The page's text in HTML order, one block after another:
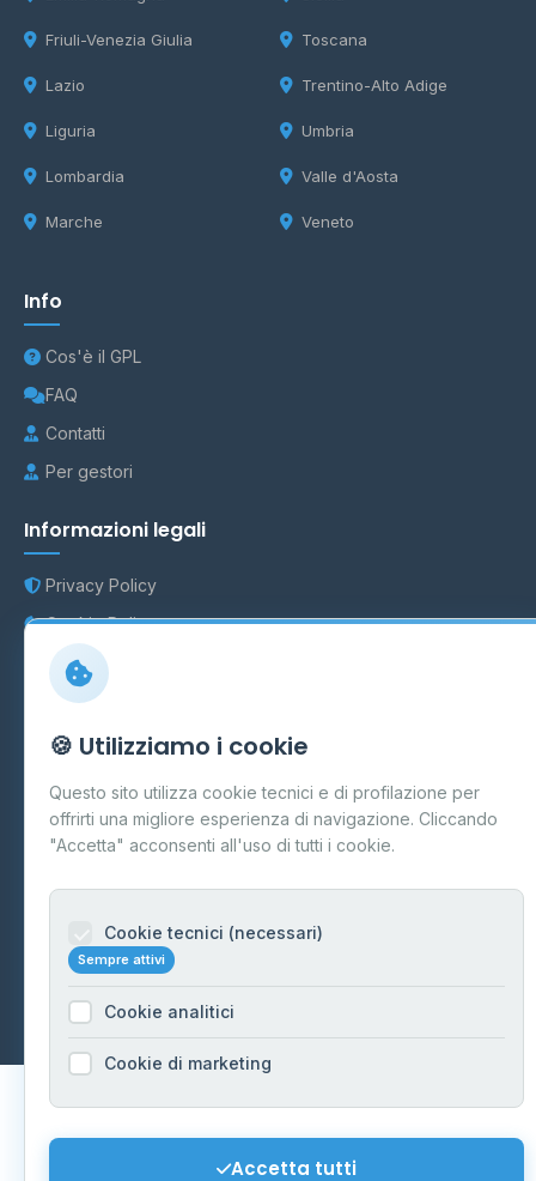
Friuli-Venezia Giulia
Lazio
Liguria
Lombardia
Marche
Toscana
Trentino-Alto Adige
Umbria
Valle d'Aosta
Veneto
Info
Cos'è il GPL
FAQ
Contatti
Per gestori
Informazioni legali
Privacy Policy
Cookie Policy
Preferenze Cookie
Mappa del sito
Contattaci
info@distributori-gpl.it
© 2026 - Distributori di GPL -AF Project Software Agency
Carpi
Dati forniti daMinistero delle Imprese e del Made in Italy
🍪 Utilizziamo i cookie
Questo sito utilizza cookie tecnici e di profilazione per
offrirti una migliore esperienza di navigazione. Cliccando
"Accetta" acconsenti all'uso di tutti i cookie.
Cookie tecnici (necessari)
Sempre attivi
Cookie analitici
Cookie di marketing
Accetta tutti